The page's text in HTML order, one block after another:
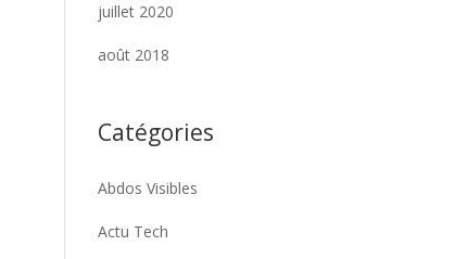
juillet 2020
août 2018
Catégories
Abdos Visibles
Actu Tech